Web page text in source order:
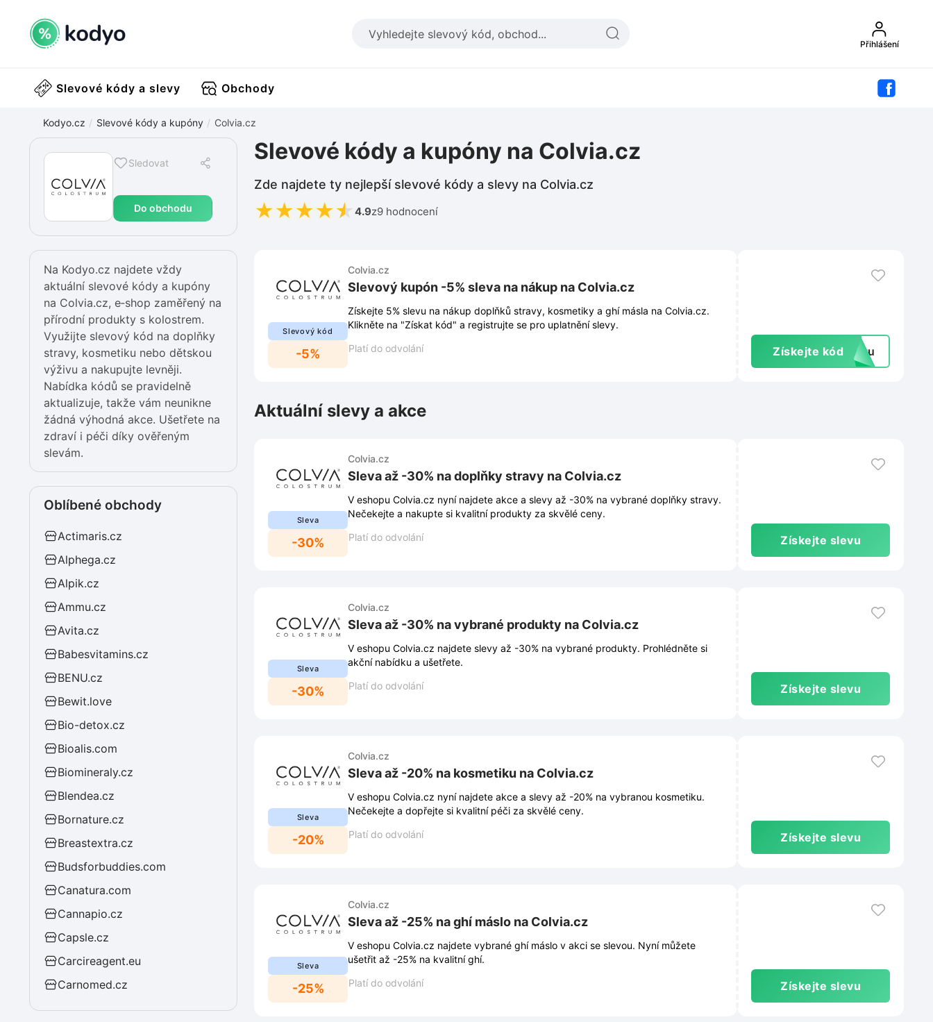
Přihlášení
Slevové kódy a slevy Obchody
Kodyo.cz Slevové kódy a kupóny Colvia.cz
Sledovat
Do obchodu
Slevové kódy a kupóny na Colvia.cz
Zde najdete ty nejlepší slevové kódy a slevy na Colvia.cz
★★★★★ 4.9z9 hodnocení
Na Kodyo.cz najdete vždy
aktuální slevové kódy a kupóny
na Colvia.cz, e‑shop zaměřený na
přírodní produkty s kolostrem.
Využijte slevový kód na doplňky
stravy, kosmetiku nebo dětskou
výživu a nakupujte levněji.
Nabídka kódů se pravidelně
aktualizuje, takže vám neunikne
žádná výhodná akce. Ušetřete na
zdraví i péči díky ověřeným
slevám.
Oblíbené obchody
Actimaris.cz
Alphega.cz
Alpik.cz
Ammu.cz
Avita.cz
Babesvitamins.cz
BENU.cz
Bewit.love
Bio-detox.cz
Bioalis.com
Biomineraly.cz
Blendea.cz
Bornature.cz
Breastextra.cz
Budsforbuddies.com
Canatura.com
Cannapio.cz
Capsle.cz
Carcireagent.eu
Carnomed.cz
Slevový kód
-5%
Colvia.cz
Slevový kupón -5% sleva na nákup na Colvia.cz
Získejte 5% slevu na nákup doplňků stravy, kosmetiky a ghí másla na Colvia.cz.
Klikněte na "Získat kód" a registrujte se pro uplatnění slevy.
Platí do odvolání
Získejte kód extu
Aktuální slevy a akce
Sleva
-30%
Colvia.cz
Sleva až -30% na doplňky stravy na Colvia.cz
V eshopu Colvia.cz nyní najdete akce a slevy až -30% na vybrané doplňky stravy.
Nečekejte a nakupte si kvalitní produkty za skvělé ceny.
Platí do odvolání
Získejte slevu
Sleva
-30%
Colvia.cz
Sleva až -30% na vybrané produkty na Colvia.cz
V eshopu Colvia.cz najdete slevy až -30% na vybrané produkty. Prohlédněte si
akční nabídku a ušetřete.
Platí do odvolání
Získejte slevu
Sleva
-20%
Colvia.cz
Sleva až -20% na kosmetiku na Colvia.cz
V eshopu Colvia.cz nyní najdete akce a slevy až -20% na vybranou kosmetiku.
Nečekejte a dopřejte si kvalitní péči za skvělé ceny.
Platí do odvolání
Získejte slevu
Sleva
-25%
Colvia.cz
Sleva až -25% na ghí máslo na Colvia.cz
V eshopu Colvia.cz najdete vybrané ghí máslo v akci se slevou. Nyní můžete
ušetřit až -25% na kvalitní ghí.
Platí do odvolání
Získejte slevu